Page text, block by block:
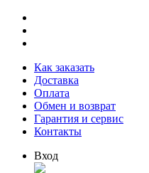
Как заказать
Доставка
Оплата
Обмен и возврат
Гарантия и сервис
Контакты
Вход